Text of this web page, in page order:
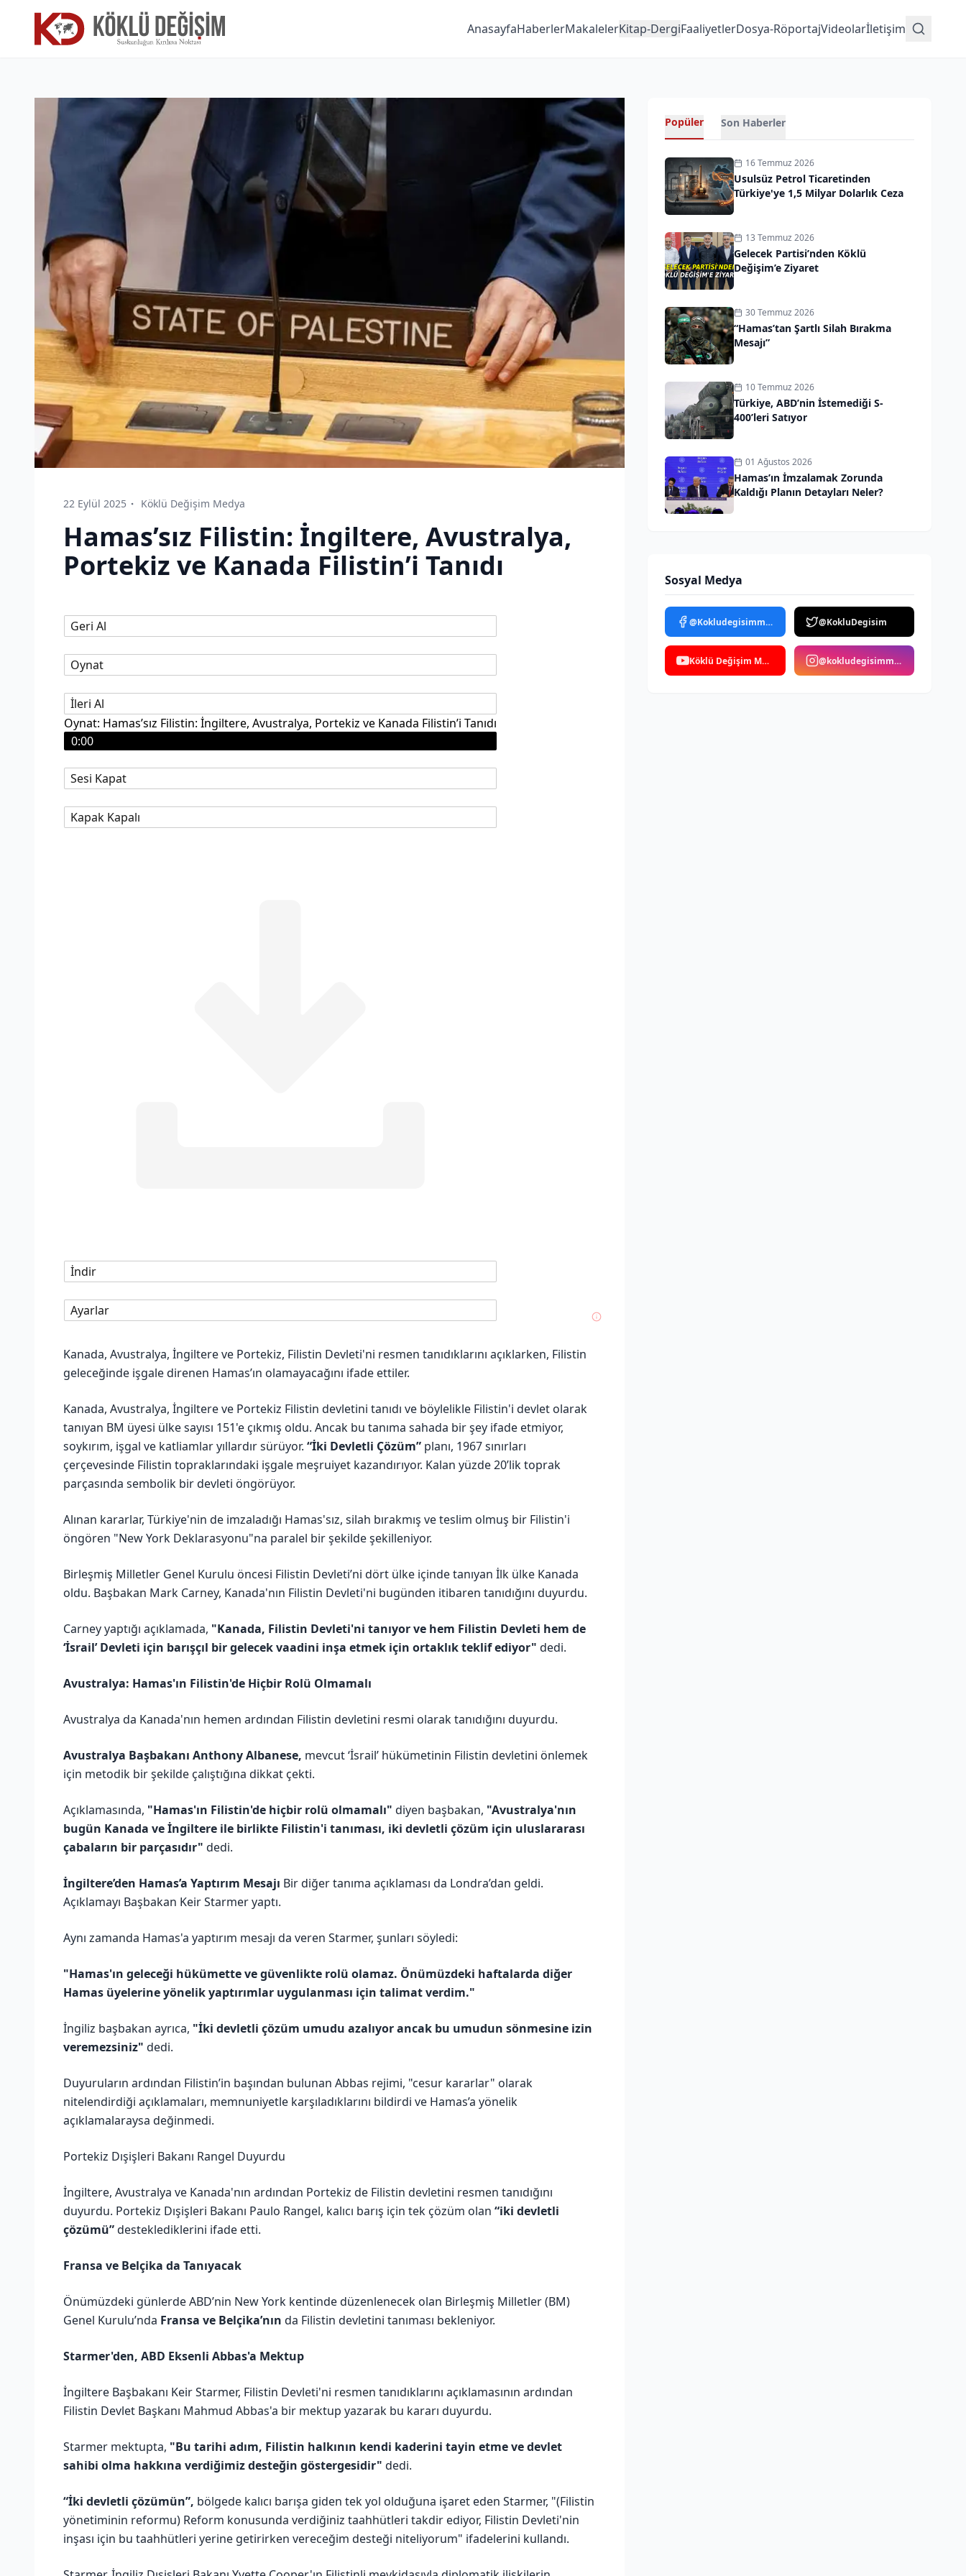
AnasayfaHaberlerMakalelerKitap-DergiFaaliyetlerDosya-RöportajVideolarİletişim
22 Eylül 2025 Köklü Değişim Medya
Hamas’sız Filistin: İngiltere, Avustralya,
Portekiz ve Kanada Filistin’i Tanıdı
Geri Al
Oynat
İleri Al
Oynat: Hamas’sız Filistin: İngiltere, Avustralya, Portekiz ve Kanada Filistin’i Tanıdı
0:00
Sesi Kapat
Kapak Kapalı
İndir
Ayarlar
Kanada, Avustralya, İngiltere ve Portekiz, Filistin Devleti'ni resmen tanıdıklarını açıklarken, Filistin
geleceğinde işgale direnen Hamas’ın olamayacağını ifade ettiler.
Kanada, Avustralya, İngiltere ve Portekiz Filistin devletini tanıdı ve böylelikle Filistin'i devlet olarak
tanıyan BM üyesi ülke sayısı 151'e çıkmış oldu. Ancak bu tanıma sahada bir şey ifade etmiyor,
soykırım, işgal ve katliamlar yıllardır sürüyor. “İki Devletli Çözüm” planı, 1967 sınırları
çerçevesinde Filistin topraklarındaki işgale meşruiyet kazandırıyor. Kalan yüzde 20’lik toprak
parçasında sembolik bir devleti öngörüyor.
Alınan kararlar, Türkiye'nin de imzaladığı Hamas'sız, silah bırakmış ve teslim olmuş bir Filistin'i
öngören "New York Deklarasyonu"na paralel bir şekilde şekilleniyor.
Birleşmiş Milletler Genel Kurulu öncesi Filistin Devleti’ni dört ülke içinde tanıyan İlk ülke Kanada
oldu. Başbakan Mark Carney, Kanada'nın Filistin Devleti'ni bugünden itibaren tanıdığını duyurdu.
Carney yaptığı açıklamada, "Kanada, Filistin Devleti'ni tanıyor ve hem Filistin Devleti hem de
‘İsrail’ Devleti için barışçıl bir gelecek vaadini inşa etmek için ortaklık teklif ediyor" dedi.
Avustralya: Hamas'ın Filistin'de Hiçbir Rolü Olmamalı
Avustralya da Kanada'nın hemen ardından Filistin devletini resmi olarak tanıdığını duyurdu.
Avustralya Başbakanı Anthony Albanese, mevcut ‘İsrail’ hükümetinin Filistin devletini önlemek
için metodik bir şekilde çalıştığına dikkat çekti.
Açıklamasında, "Hamas'ın Filistin'de hiçbir rolü olmamalı" diyen başbakan, "Avustralya'nın
bugün Kanada ve İngiltere ile birlikte Filistin'i tanıması, iki devletli çözüm için uluslararası
çabaların bir parçasıdır" dedi.
İngiltere’den Hamas’a Yaptırım Mesajı Bir diğer tanıma açıklaması da Londra’dan geldi.
Açıklamayı Başbakan Keir Starmer yaptı.
Aynı zamanda Hamas'a yaptırım mesajı da veren Starmer, şunları söyledi:
"Hamas'ın geleceği hükümette ve güvenlikte rolü olamaz. Önümüzdeki haftalarda diğer
Hamas üyelerine yönelik yaptırımlar uygulanması için talimat verdim."
İngiliz başbakan ayrıca, "İki devletli çözüm umudu azalıyor ancak bu umudun sönmesine izin
veremezsiniz" dedi.
Duyuruların ardından Filistin’in başından bulunan Abbas rejimi, "cesur kararlar" olarak
nitelendirdiği açıklamaları, memnuniyetle karşıladıklarını bildirdi ve Hamas’a yönelik
açıklamalaraysa değinmedi.
Portekiz Dışişleri Bakanı Rangel Duyurdu
İngiltere, Avustralya ve Kanada'nın ardından Portekiz de Filistin devletini resmen tanıdığını
duyurdu. Portekiz Dışişleri Bakanı Paulo Rangel, kalıcı barış için tek çözüm olan “iki devletli
çözümü”desteklediklerini ifade etti.
Fransa ve Belçika da Tanıyacak
Önümüzdeki günlerde ABD’nin New York kentinde düzenlenecek olan Birleşmiş Milletler (BM)
Genel Kurulu’nda Fransa ve Belçika’nın da Filistin devletini tanıması bekleniyor.
Starmer'den, ABD Eksenli Abbas'a Mektup
İngiltere Başbakanı Keir Starmer, Filistin Devleti'ni resmen tanıdıklarını açıklamasının ardından
Filistin Devlet Başkanı Mahmud Abbas'a bir mektup yazarak bu kararı duyurdu.
Starmer mektupta, "Bu tarihi adım, Filistin halkının kendi kaderini tayin etme ve devlet
sahibi olma hakkına verdiğimiz desteğin göstergesidir" dedi.
“İki devletli çözümün”, bölgede kalıcı barışa giden tek yol olduğuna işaret eden Starmer, "(Filistin
yönetiminin reformu) Reform konusunda verdiğiniz taahhütleri takdir ediyor, Filistin Devleti'nin
inşası için bu taahhütleri yerine getirirken vereceğim desteği niteliyorum" ifadelerini kullandı.
Popüler Son Haberler
16 Temmuz 2026
Usulsüz Petrol Ticaretinden
Türkiye'ye 1,5 Milyar Dolarlık Ceza
13 Temmuz 2026
Gelecek Partisi’nden Köklü
Değişim’e Ziyaret
30 Temmuz 2026
“Hamas’tan Şartlı Silah Bırakma
Mesajı”
10 Temmuz 2026
Türkiye, ABD’nin İstemediği S-
400’leri Satıyor
01 Ağustos 2026
Hamas’ın İmzalamak Zorunda
Kaldığı Planın Detayları Neler?
Sosyal Medya
@Kokludegisimmedya @KokluDegisim
Köklü Değişim Medya @kokludegisimmedya